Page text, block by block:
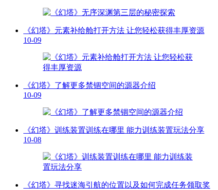
《幻塔》元素补给舱打开方法 让您轻松获得丰厚资源
10-09
《幻塔》了解更多禁锢空间的源器介绍
10-09
《幻塔》训练装置训练在哪里 能力训练装置玩法分享
10-08
《幻塔》寻找迷海引航的位置以及如何完成任务领取奖